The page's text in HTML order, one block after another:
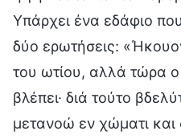
Υπάρχει ένα εδάφιο
δύο ερωτήσεις:
του ωτίου, αλλά τώρα
βλέπει· διά τούτο
μετανοώ εν χώματι